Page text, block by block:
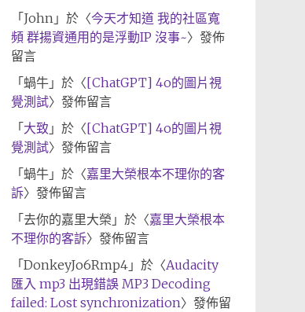
「 John」於〈今天才知道 我的社區寬
頻 群揚資通用的是浮動IP 沒事~〉發佈
留言
「 蝸牛」於〈[ChatGPT] 4o的圖片視
覺測試〉發佈留言
「 大致 」於〈[ChatGPT] 4o的圖片視
覺測試〉發佈留言
「 蝸牛」於〈嘉里大榮根本不理你的客
訴〉發佈留言
「 去你的嘉里大榮 」於〈嘉里大榮根本
不理你的客訴〉發佈留言
「 DonkeyJo6Rmp4」於〈Audacity
匯入 mp3 出現錯誤 MP3 Decoding
failed: Lost synchronization〉發佈留